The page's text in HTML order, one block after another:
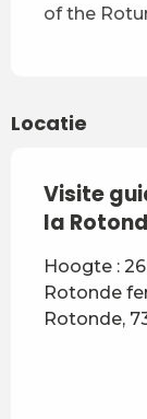
of the
Locatie
Visite
la
Hoogte :
Rotonde
Rotonde,